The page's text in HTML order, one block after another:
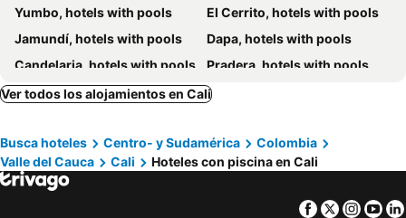
Hotel Plaza Versalles
Hotel Pance 122
Hotel Lotto Boutique
Malik Hotel Boutique
Azor Hotel Cali Versalles
Hotel Toscana Plaza
CHIPICHAPE INN
Faranda Collection Cali, a member of Radisson Individuals
Casa Sileo - boutique Hotel
Casa Hotel Jardin Azul
Hotel Torre del Viento cali
Finca Paraiso Felidia
Yumbo, hotels with pools
El Cerrito, hotels with pools
Jamundí, hotels with pools
Dapa, hotels with pools
Candelaria, hotels with pools
Pradera, hotels with pools
La Cumbre, hotels with pools
Ver todos los alojamientos en Cali
Busca hoteles Centro- y Sudamérica
Colombia
Valle del Cauca
Cali Hoteles con piscina en Cali
Facebook
Twitter